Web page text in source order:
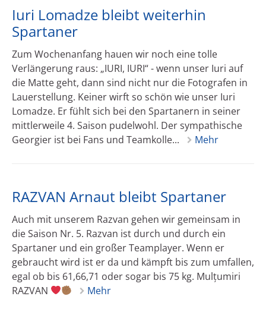
Iuri Lomadze bleibt weiterhin
Spartaner
Zum Wochenanfang hauen wir noch eine tolle
Verlängerung raus: „IURI, IURI“ - wenn unser Iuri auf
die Matte geht, dann sind nicht nur die Fotografen in
Lauerstellung. Keiner wirft so schön wie unser Iuri
Lomadze. Er fühlt sich bei den Spartanern in seiner
mittlerweile 4. Saison pudelwohl. Der sympathische
Georgier ist bei Fans und Teamkolle...
Mehr
RAZVAN Arnaut bleibt Spartaner
Auch mit unserem Razvan gehen wir gemeinsam in
die Saison Nr. 5. Razvan ist durch und durch ein
Spartaner und ein großer Teamplayer. Wenn er
gebraucht wird ist er da und kämpft bis zum umfallen,
egal ob bis 61,66,71 oder sogar bis 75 kg. Mulțumiri
RAZVAN
Mehr